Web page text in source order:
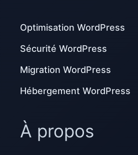
Optimisation WordPress
Sécurité WordPress
Migration WordPress
Hébergement WordPress
À propos